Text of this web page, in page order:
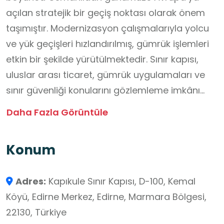
açılan stratejik bir geçiş noktası olarak önem
taşımıştır. Modernizasyon çalışmalarıyla yolcu
ve yük geçişleri hızlandırılmış, gümrük işlemleri
etkin bir şekilde yürütülmektedir. Sınır kapısı,
uluslar arası ticaret, gümrük uygulamaları ve
sınır güvenliği konularını gözlemleme imkânı
sunması açısından okul dışı öğrenme ortamı
gerçek dünya uygulamaları ile pekiştirebilir,
süreçlerini yerinde gözlemleyerek multidisipliner
bir öğrenme deneyimi yaşayabilir. Ziyaret
öncesinde işletme müdürlüğü ile iletişime
Daha Fazla Görüntüle
Konum
Adres: Kapıkule Sınır Kapısı, D-100, Kemal
Köyü, Edirne Merkez, Edirne, Marmara Bölgesi,
22130, Türkiye